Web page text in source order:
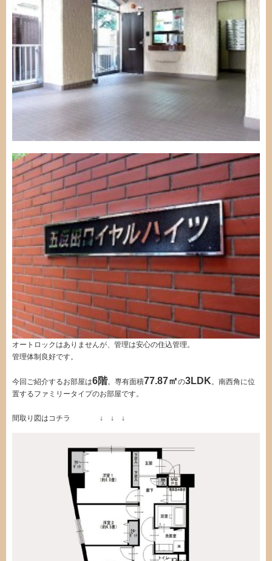
オートロックはありませんが、管理は安心の住込管理。
管理体制良好です。
今回ご紹介するお部屋は6階。専有面積77.87㎡の3LDK。南西角に位
置するファミリータイプのお部屋です。
間取り図はコチラ ↓ ↓ ↓